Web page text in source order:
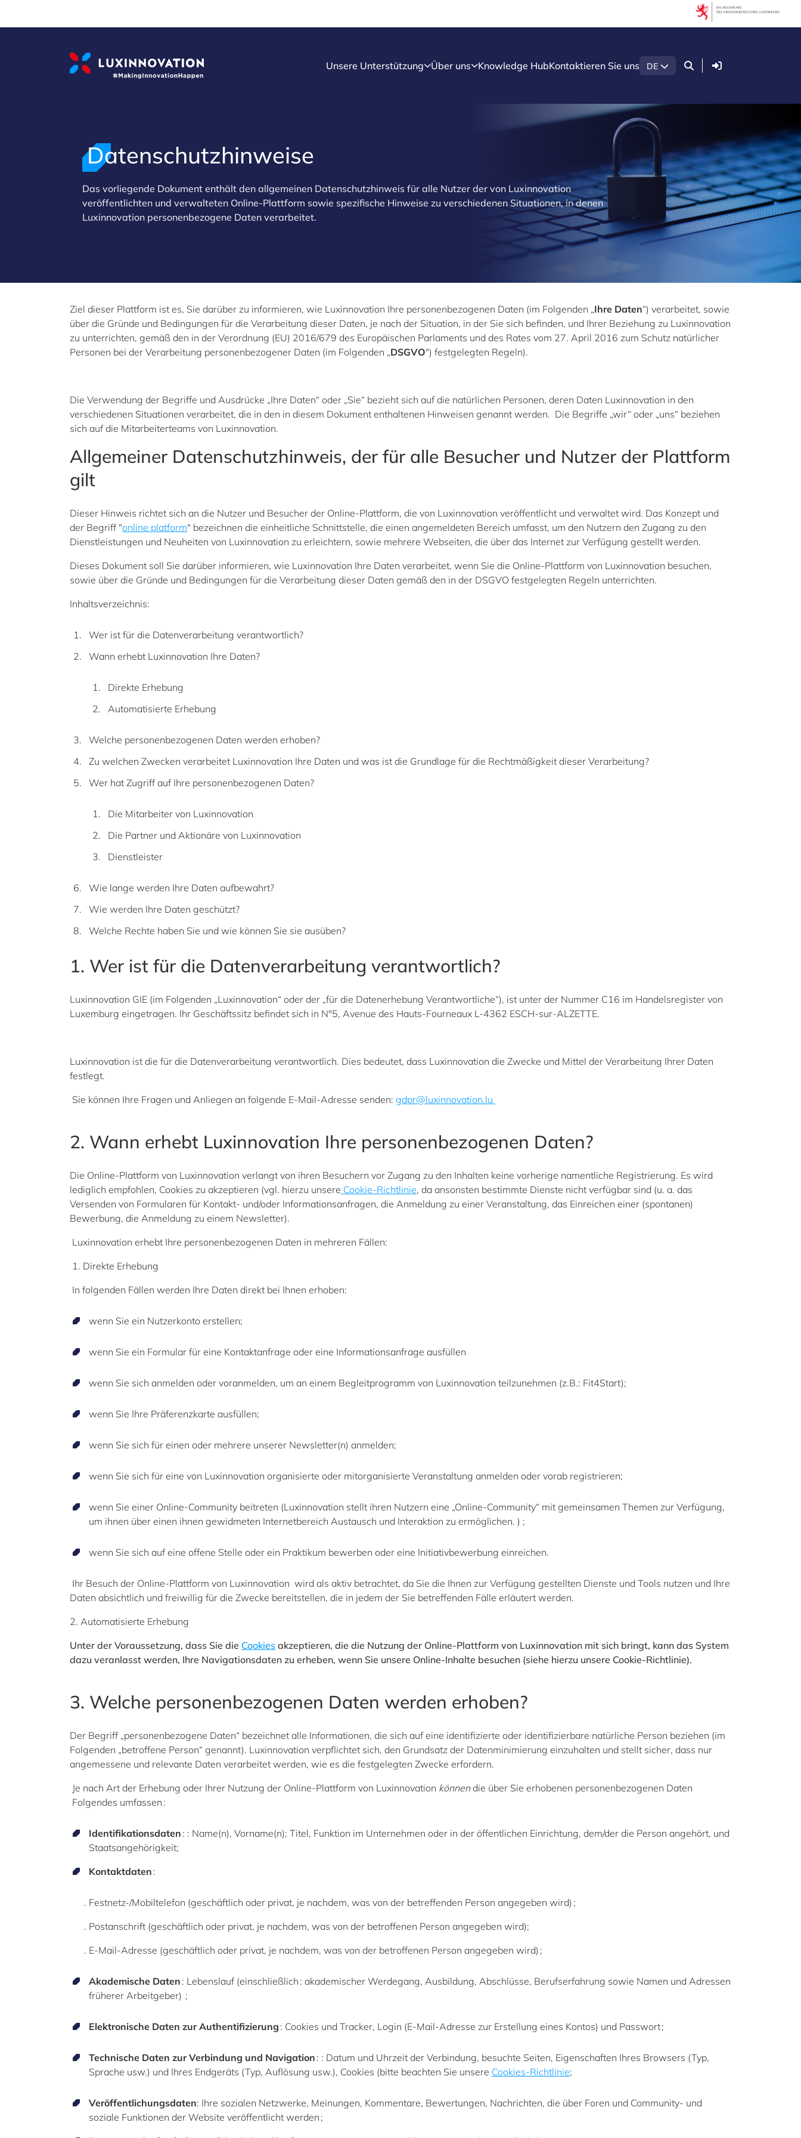
Unsere Unterstützung Über uns Knowledge HubKontaktieren Sie uns DE Anmelden
Datenschutzhinweise
Das vorliegende Dokument enthält den allgemeinen Datenschutzhinweis für alle Nutzer der von Luxinnovation
veröffentlichten und verwalteten Online-Plattform sowie spezifische Hinweise zu verschiedenen Situationen, in denen
Luxinnovation personenbezogene Daten verarbeitet.
Ziel dieser Plattform ist es, Sie darüber zu informieren, wie Luxinnovation Ihre personenbezogenen Daten (im Folgenden „Ihre Daten“) verarbeitet, sowie
über die Gründe und Bedingungen für die Verarbeitung dieser Daten, je nach der Situation, in der Sie sich befinden, und Ihrer Beziehung zu Luxinnovation
zu unterrichten, gemäß den in der Verordnung (EU) 2016/679 des Europäischen Parlaments und des Rates vom 27. April 2016 zum Schutz natürlicher
Personen bei der Verarbeitung personenbezogener Daten (im Folgenden „DSGVO") festgelegten Regeln).
Die Verwendung der Begriffe und Ausdrücke „Ihre Daten“ oder „Sie“ bezieht sich auf die natürlichen Personen, deren Daten Luxinnovation in den
verschiedenen Situationen verarbeitet, die in den in diesem Dokument enthaltenen Hinweisen genannt werden. Die Begriffe „wir“ oder „uns“ beziehen
sich auf die Mitarbeiterteams von Luxinnovation.
Allgemeiner Datenschutzhinweis, der für alle Besucher und Nutzer der Plattform
gilt
Dieser Hinweis richtet sich an die Nutzer und Besucher der Online-Plattform, die von Luxinnovation veröffentlicht und verwaltet wird. Das Konzept und
der Begriff "online platform" bezeichnen die einheitliche Schnittstelle, die einen angemeldeten Bereich umfasst, um den Nutzern den Zugang zu den
Dienstleistungen und Neuheiten von Luxinnovation zu erleichtern, sowie mehrere Webseiten, die über das Internet zur Verfügung gestellt werden.
Dieses Dokument soll Sie darüber informieren, wie Luxinnovation Ihre Daten verarbeitet, wenn Sie die Online-Plattform von Luxinnovation besuchen,
sowie über die Gründe und Bedingungen für die Verarbeitung dieser Daten gemäß den in der DSGVO festgelegten Regeln unterrichten.
Inhaltsverzeichnis:
Wer ist für die Datenverarbeitung verantwortlich?
Wann erhebt Luxinnovation Ihre Daten?
Direkte Erhebung
Automatisierte Erhebung
Welche personenbezogenen Daten werden erhoben?
Zu welchen Zwecken verarbeitet Luxinnovation Ihre Daten und was ist die Grundlage für die Rechtmäßigkeit dieser Verarbeitung?
Wer hat Zugriff auf Ihre personenbezogenen Daten?
Die Mitarbeiter von Luxinnovation
Die Partner und Aktionäre von Luxinnovation
Dienstleister
Wie lange werden Ihre Daten aufbewahrt?
Wie werden Ihre Daten geschützt?
Welche Rechte haben Sie und wie können Sie sie ausüben?
1. Wer ist für die Datenverarbeitung verantwortlich?
Luxinnovation GIE (im Folgenden „Luxinnovation“ oder der „für die Datenerhebung Verantwortliche“), ist unter der Nummer C16 im Handelsregister von
Luxemburg eingetragen. Ihr Geschäftssitz befindet sich in N°5, Avenue des Hauts-Fourneaux L-4362 ESCH-sur-ALZETTE.
Luxinnovation ist die für die Datenverarbeitung verantwortlich. Dies bedeutet, dass Luxinnovation die Zwecke und Mittel der Verarbeitung Ihrer Daten
festlegt.
Sie können Ihre Fragen und Anliegen an folgende E-Mail-Adresse senden: gdpr@luxinnovation.lu
2. Wann erhebt Luxinnovation Ihre personenbezogenen Daten?
Die Online-Plattform von Luxinnovation verlangt von ihren Besuchern vor Zugang zu den Inhalten keine vorherige namentliche Registrierung. Es wird
lediglich empfohlen, Cookies zu akzeptieren (vgl. hierzu unsere Cookie-Richtlinie, da ansonsten bestimmte Dienste nicht verfügbar sind (u. a. das
Versenden von Formularen für Kontakt- und/oder Informationsanfragen, die Anmeldung zu einer Veranstaltung, das Einreichen einer (spontanen)
Bewerbung, die Anmeldung zu einem Newsletter).
Luxinnovation erhebt Ihre personenbezogenen Daten in mehreren Fällen:
1. Direkte Erhebung
In folgenden Fällen werden Ihre Daten direkt bei Ihnen erhoben:
wenn Sie ein Nutzerkonto erstellen;
wenn Sie ein Formular für eine Kontaktanfrage oder eine Informationsanfrage ausfüllen
wenn Sie sich anmelden oder voranmelden, um an einem Begleitprogramm von Luxinnovation teilzunehmen (z.B.: Fit4Start);
wenn Sie Ihre Präferenzkarte ausfüllen;
wenn Sie sich für einen oder mehrere unserer Newsletter(n) anmelden;
wenn Sie sich für eine von Luxinnovation organisierte oder mitorganisierte Veranstaltung anmelden oder vorab registrieren;
wenn Sie einer Online-Community beitreten (Luxinnovation stellt ihren Nutzern eine „Online-Community“ mit gemeinsamen Themen zur Verfügung,
um ihnen über einen ihnen gewidmeten Internetbereich Austausch und Interaktion zu ermöglichen. ) ;
wenn Sie sich auf eine offene Stelle oder ein Praktikum bewerben oder eine Initiativbewerbung einreichen.
Ihr Besuch der Online-Plattform von Luxinnovation wird als aktiv betrachtet, da Sie die Ihnen zur Verfügung gestellten Dienste und Tools nutzen und Ihre
Daten absichtlich und freiwillig für die Zwecke bereitstellen, die in jedem der Sie betreffenden Fälle erläutert werden.
2. Automatisierte Erhebung
Unter der Voraussetzung, dass Sie die Cookies akzeptieren, die die Nutzung der Online-Plattform von Luxinnovation mit sich bringt, kann das System
dazu veranlasst werden, Ihre Navigationsdaten zu erheben, wenn Sie unsere Online-Inhalte besuchen (siehe hierzu unsere Cookie-Richtlinie).
3. Welche personenbezogenen Daten werden erhoben?
Der Begriff „personenbezogene Daten“ bezeichnet alle Informationen, die sich auf eine identifizierte oder identifizierbare natürliche Person beziehen (im
Folgenden „betroffene Person“ genannt). Luxinnovation verpflichtet sich, den Grundsatz der Datenminimierung einzuhalten und stellt sicher, dass nur
angemessene und relevante Daten verarbeitet werden, wie es die festgelegten Zwecke erfordern.
Je nach Art der Erhebung oder Ihrer Nutzung der Online-Plattform von Luxinnovation könnendie über Sie erhobenen personenbezogenen Daten
Folgendes umfassen :
Identifikationsdaten : : Name(n), Vorname(n); Titel, Funktion im Unternehmen oder in der öffentlichen Einrichtung, dem/der die Person angehört, und
Staatsangehörigkeit;
Kontaktdaten :
. Festnetz-/Mobiltelefon (geschäftlich oder privat, je nachdem, was von der betreffenden Person angegeben wird) ;
. Postanschrift (geschäftlich oder privat, je nachdem, was von der betroffenen Person angegeben wird);
. E-Mail-Adresse (geschäftlich oder privat, je nachdem, was von der betroffenen Person angegeben wird) ;
Akademische Daten : Lebenslauf (einschließlich : akademischer Werdegang, Ausbildung, Abschlüsse, Berufserfahrung sowie Namen und Adressen
früherer Arbeitgeber) ;
Elektronische Daten zur Authentifizierung : Cookies und Tracker, Login (E-Mail-Adresse zur Erstellung eines Kontos) und Passwort ;
Technische Daten zur Verbindung und Navigation : : Datum und Uhrzeit der Verbindung, besuchte Seiten, Eigenschaften Ihres Browsers (Typ,
Sprache usw.) und Ihres Endgeräts (Typ, Auflösung usw.), Cookies (bitte beachten Sie unsere Cookies-Richtlinie;
Veröffentlichungsdaten: Ihre sozialen Netzwerke, Meinungen, Kommentare, Bewertungen, Nachrichten, die über Foren und Community- und
soziale Funktionen der Website veröffentlicht werden ;